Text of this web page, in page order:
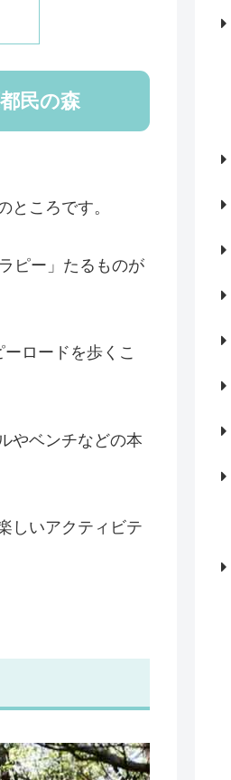
民の森
ところです。
ピー」たるものが
ロードを歩くこ
やベンチなどの本
しいアクティビテ